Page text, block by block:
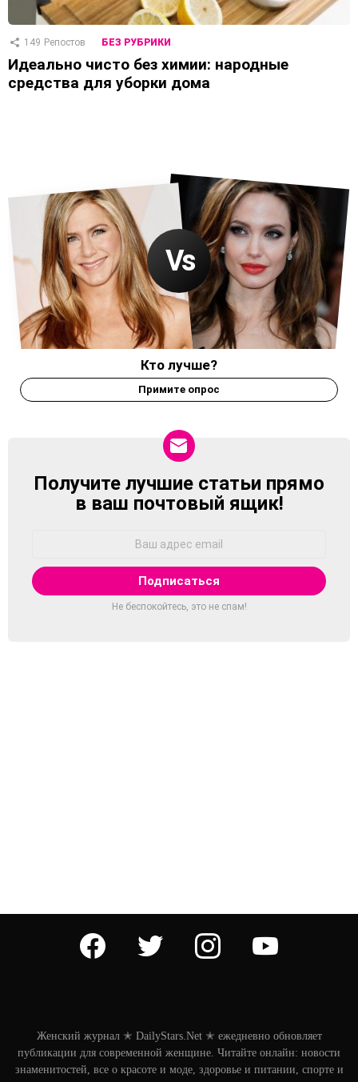
149 Репостов БЕЗ РУБРИКИ
Идеально чисто без химии: народные
средства для уборки дома
Кто лучше?
Примите опрос
NEWSLETTER
Получите лучшие статьи прямо
в ваш почтовый ящик!
Не беспокойтесь, это не спам!
facebook twitter instagram youtube
Женский журнал ✭ DailyStars.Net ✭ ежедневно обновляет
публикации для современной женщине. Читайте онлайн: новости
знаменитостей, все о красоте и моде, здоровье и питании, спорте и